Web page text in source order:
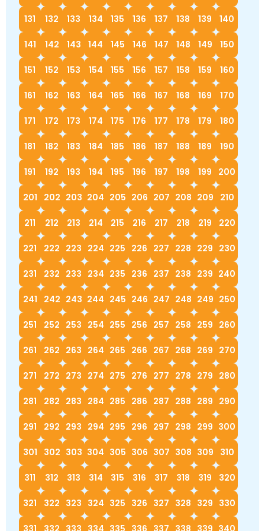
131 132 133 134 135 136 137 138 139 140
141 142 143 144 145 146 147 148 149 150
151 152 153 154 155 156 157 158 159 160
161 162 163 164 165 166 167 168 169 170
171 172 173 174 175 176 177 178 179 180
181 182 183 184 185 186 187 188 189 190
191 192 193 194 195 196 197 198 199 200
201 202 203 204 205 206 207 208 209 210
211 212 213 214 215 216 217 218 219 220
221 222 223 224 225 226 227 228 229 230
231 232 233 234 235 236 237 238 239 240
241 242 243 244 245 246 247 248 249 250
251 252 253 254 255 256 257 258 259 260
261 262 263 264 265 266 267 268 269 270
271 272 273 274 275 276 277 278 279 280
281 282 283 284 285 286 287 288 289 290
291 292 293 294 295 296 297 298 299 300
301 302 303 304 305 306 307 308 309 310
311 312 313 314 315 316 317 318 319 320
321 322 323 324 325 326 327 328 329 330
331 332 333 334 335 336 337 338 339 340